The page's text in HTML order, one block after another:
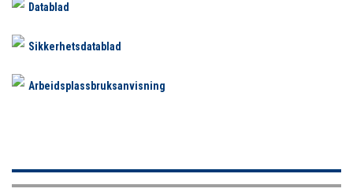
Datablad
Sikkerhetsdatablad
Arbeidsplassbruksanvisning